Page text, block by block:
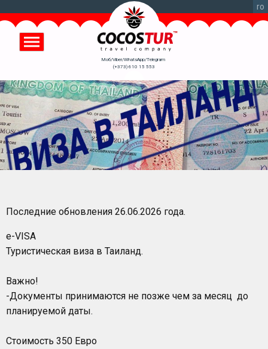
к
основному
содержанию
ro
Моб/Viber/WhatsApp/Telegram
(+373) 610 15 553
Последние обновления 26.06.2026 года.
е-VISA
Туристическая виза в Таиланд.
Важно!
-Документы принимаются не позже чем за месяц до
планируемой даты.
Стоимость 350 Евро